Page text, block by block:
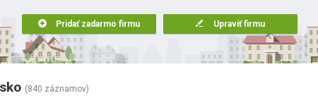
Pridať zadarmo firmu Upraviť firmu
(840 záznamov)